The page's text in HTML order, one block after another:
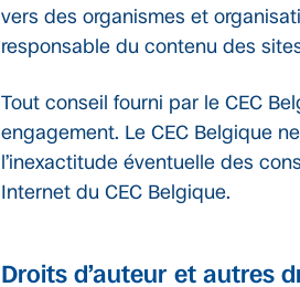
vers des organismes et
responsable du contenu des
Tout conseil fourni par le CEC
engagement. Le CEC Belgique
l’inexactitude éventuelle des
Internet du CEC Belgique.
Droits d’auteur et autres